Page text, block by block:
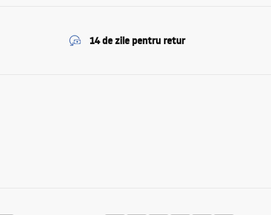
14 de zile pentru retur